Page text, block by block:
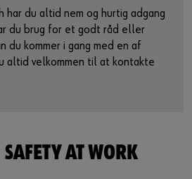
plattform:
har du altid nem og hurtig adgang
du brug for et godt råd eller
du kommer i gang med en af
altid velkommen til at kontakte
SAFETY AT WORK